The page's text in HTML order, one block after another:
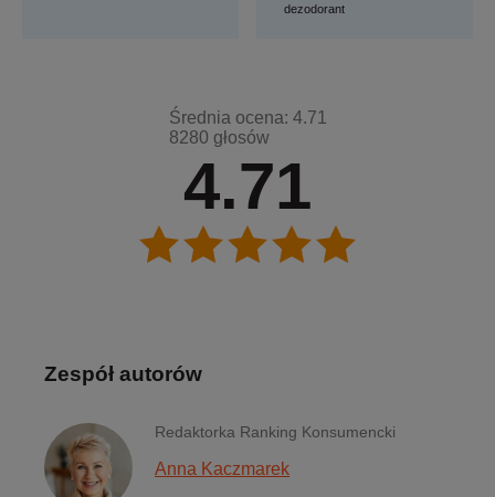
dezodorant
4.71
Średnia ocena: 4.71
8280 głosów
Zespół autorów
Redaktorka Ranking Konsumencki
Anna Kaczmarek